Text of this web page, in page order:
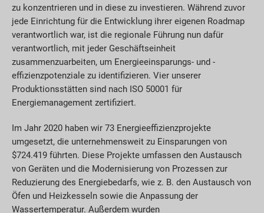
zu konzentrieren und in diese zu investieren. Während zuvor
jede Einrichtung für die Entwicklung ihrer eigenen Roadmap
verantwortlich war, ist die regionale Führung nun dafür
verantwortlich, mit jeder Geschäftseinheit
zusammenzuarbeiten, um Energieeinsparungs- und -
effizienzpotenziale zu identifizieren. Vier unserer
Produktionsstätten sind nach ISO 50001 für
Energiemanagement zertifiziert.
Im Jahr 2020 haben wir 73 Energieeffizienzprojekte
umgesetzt, die unternehmensweit zu Einsparungen von
$724.419 führten. Diese Projekte umfassen den Austausch
von Geräten und die Modernisierung von Prozessen zur
Reduzierung des Energiebedarfs, wie z. B. den Austausch von
Öfen und Heizkesseln sowie die Anpassung der
Wassertemperatur. Außerdem wurden